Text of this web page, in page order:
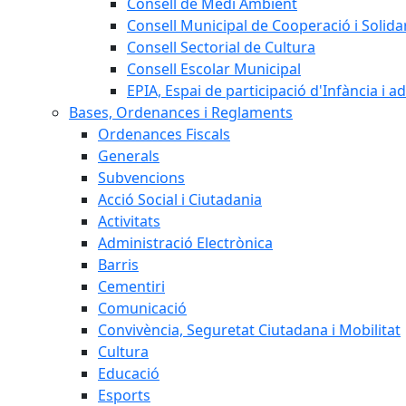
Consell Municipal de Cooperació i
Consell Sectorial de Cultura
Consell Escolar Municipal
EPIA, Espai de participació d'Infància i
Bases, Ordenances i Reglaments
Ordenances Fiscals
Generals
Subvencions
Acció Social i Ciutadania
Activitats
Administració Electrònica
Barris
Cementiri
Comunicació
Convivència, Seguretat Ciutadana i Mobilitat
Cultura
Educació
Esports